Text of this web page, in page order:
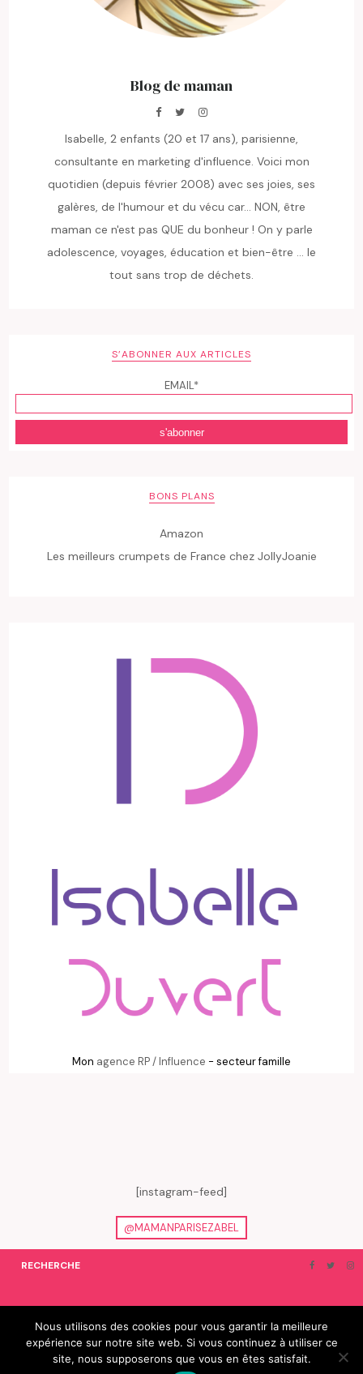
Blog de maman
Isabelle, 2 enfants (20 et 17 ans), parisienne,
consultante en marketing d'influence. Voici mon
quotidien (depuis février 2008) avec ses joies, ses
galères, de l'humour et du vécu car... NON, être
maman ce n'est pas QUE du bonheur ! On y parle
adolescence, voyages, éducation et bien-être ... le
tout sans trop de déchets.
S’ABONNER AUX ARTICLES
EMAIL*
BONS PLANS
Amazon
Les meilleurs crumpets de France chez JollyJoanie
Mon agence RP / Influence - secteur famille
[instagram-feed]
@MAMANPARISEZABEL
RECHERCHE
ON EN PARLE… BLOGROLL
© 2019 e-Zabel - tous droits réservés. fabriqué avec amour par
camille villard | cdltbisou
Nous utilisons des cookies pour vous garantir la meilleure
expérience sur notre site web. Si vous continuez à utiliser ce
site, nous supposerons que vous en êtes satisfait.